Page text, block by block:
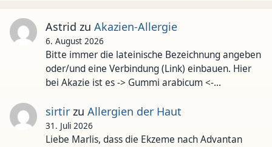
Astrid zu Akazien-Allergie
6. August 2026
Bitte immer die lateinische Bezeichnung angeben
oder/und eine Verbindung (Link) einbauen. Hier
bei Akazie ist es -> Gummi arabicum <-…
sirtirzu Allergien der Haut
31. Juli 2026
Liebe Marlis, dass die Ekzeme nach Advantan